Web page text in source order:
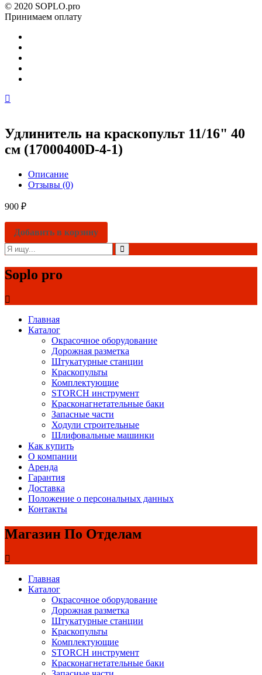
© 2020 SOPLO.pro
Принимаем оплату
Удлинитель на краскопульт 11/16" 40
см (17000400D-4-1)
Описание
Отзывы (0)
900 ₽
Добавить в корзину
Soplo pro
Главная
Каталог
Окрасочное оборудование
Дорожная разметка
Штукатурные станции
Краскопульты
Комплектующие
STORCH инструмент
Красконагнетательные баки
Запасные части
Ходули строительные
Шлифовальные машинки
Как купить
О компании
Аренда
Гарантия
Доставка
Положение о персональных данных
Контакты
Магазин По Отделам
Главная
Каталог
Окрасочное оборудование
Дорожная разметка
Штукатурные станции
Краскопульты
Комплектующие
STORCH инструмент
Красконагнетательные баки